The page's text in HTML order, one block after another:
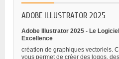
ADOBE ILLUSTRATOR 2025
Adobe Illustrator 2025 - Le
Excellence
création de graphiques vectoriels.
vous permet de créer des logos,